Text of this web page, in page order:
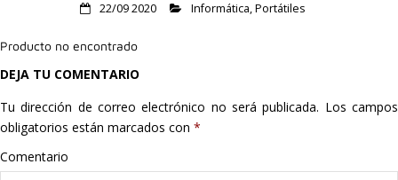
Hogar
Listas
22/09 2020 Informática,Portátiles
Producto no encontrado
DEJA TU COMENTARIO
Tu dirección de correo electrónico no será publicada. Los campos
obligatorios están marcados con *
Comentario